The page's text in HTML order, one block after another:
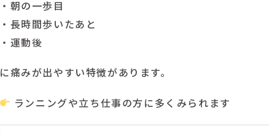
・朝の一歩目
・長時間歩いたあと
・運動後
に痛みが出やすい特徴があります。
ランニングや立ち仕事の方に多くみられます